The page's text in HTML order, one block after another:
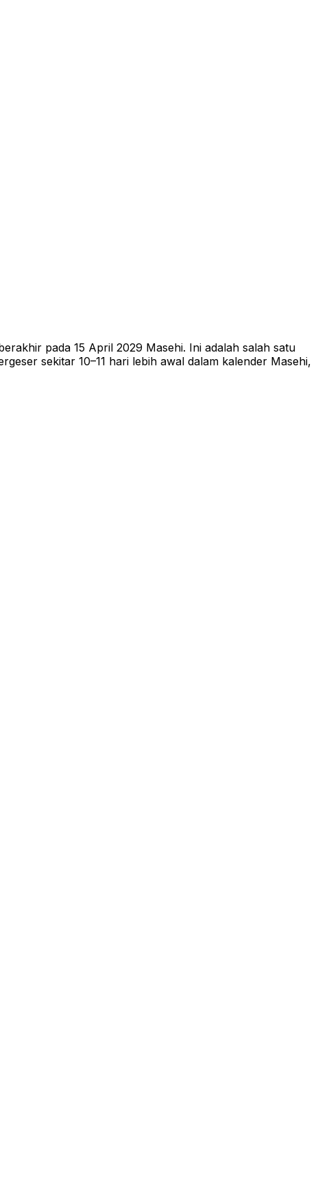
pada 15 April 2029 Masehi. Ini adalah salah satu
sekitar 10–11 hari lebih awal dalam kalender Masehi,